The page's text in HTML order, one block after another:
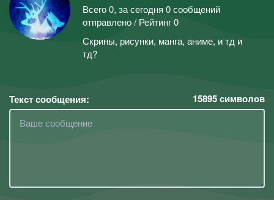
Всего 0, за сегодня 0 сообщений
отправлено / Рейтинг 0
Скрины, рисунки, манга, аниме, и тд и
тд?
Текст сообщения: 15895символов